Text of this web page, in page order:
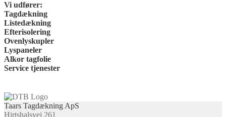
Vi udfører:
Tagdækning
Listedækning
Efterisolering
Ovenlyskupler
Lyspaneler
Alkor tagfolie
Service tjenester
Taars Tagdækning ApS
Hirtshalsvej 261